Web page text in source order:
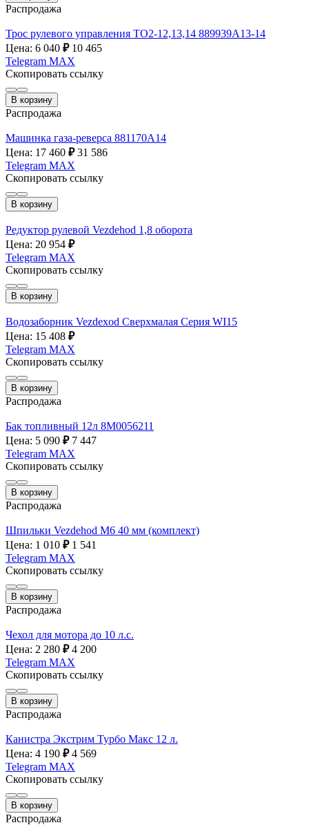
Распродажа
Трос рулевого управления ТО2-12,13,14 889939A13-14
Цена: 6 040 ₽ 10 465
Telegram MAX
Скопировать ссылку
В корзину
Распродажа
Машинка газа-реверса 881170А14
Цена: 17 460 ₽ 31 586
Telegram MAX
Скопировать ссылку
В корзину
Редуктор рулевой Vezdehod 1,8 оборота
Цена: 20 954 ₽
Telegram MAX
Скопировать ссылку
В корзину
Водозаборник Vezdexod Сверхмалая Серия WI15
Цена: 15 408 ₽
Telegram MAX
Скопировать ссылку
В корзину
Распродажа
Бак топливный 12л 8M0056211
Цена: 5 090 ₽ 7 447
Telegram MAX
Скопировать ссылку
В корзину
Распродажа
Шпильки Vezdehod M6 40 мм (комплект)
Цена: 1 010 ₽ 1 541
Telegram MAX
Скопировать ссылку
В корзину
Распродажа
Чехол для мотора до 10 л.с.
Цена: 2 280 ₽ 4 200
Telegram MAX
Скопировать ссылку
В корзину
Распродажа
Канистра Экстрим Турбо Макс 12 л.
Цена: 4 190 ₽ 4 569
Telegram MAX
Скопировать ссылку
В корзину
Распродажа